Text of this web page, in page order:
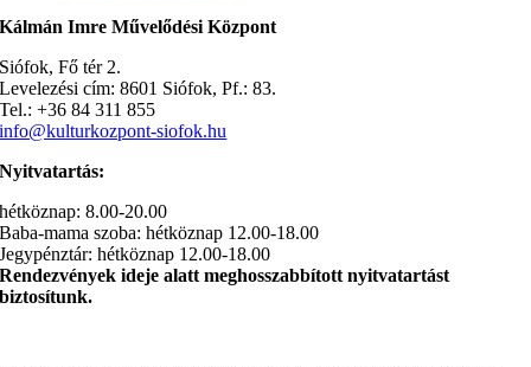
Kálmán Imre Művelődési Központ
Siófok, Fő tér 2.
Levelezési cím: 8601 Siófok, Pf.: 83.
Tel.: +36 84 311 855
info@kulturkozpont-siofok.hu
Nyitvatartás:
hétköznap: 8.00-20.00
Baba-mama szoba: hétköznap 12.00-18.00
Jegypénztár: hétköznap 12.00-18.00
Rendezvények ideje alatt meghosszabbított nyitvatartást
biztosítunk.